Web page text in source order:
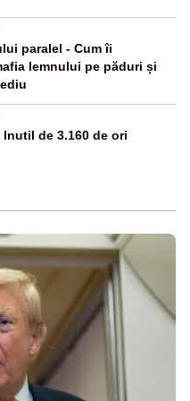
paralel - Cum îi
lemnului pe păduri și
de 3.160 de ori